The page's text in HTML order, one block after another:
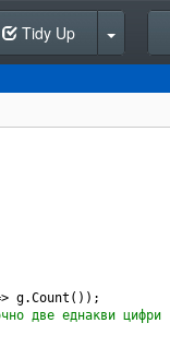
Tidy Up
g.Count ());
две еднакви цифри